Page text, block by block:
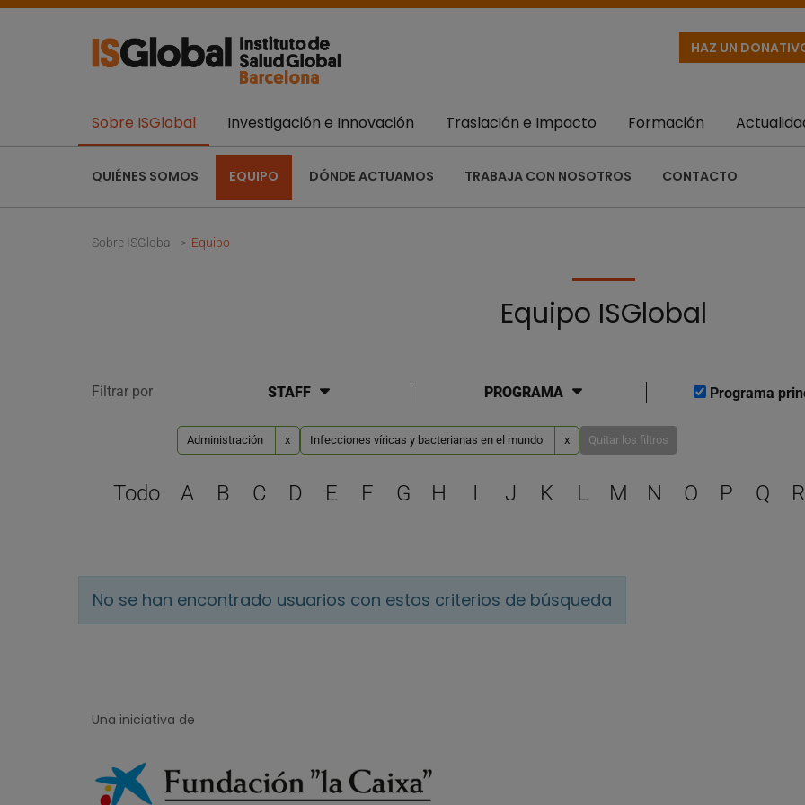
HAZ UN
Sobre ISGlobal
QUIÉNES SOMOS EQUIPO DÓNDE ACTUAMOS TRABAJA CON NOSOTROS CONTACTO
Investigación e Innovación Traslación e Impacto Formación
Sobre ISGlobal Equipo
Equipo ISGlobal
Filtrar por STAFF PROGRAMA Programa
Administración x Infecciones víricas y bacterianas en el mundo x Quitar los filtros
Selecciona una letra
Todo A B C D E F G H I J K L M N O P Q R
No se han encontrado usuarios con estos criterios de búsqueda
Una iniciativa de